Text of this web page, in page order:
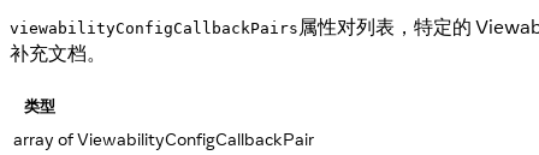
viewabilityConfigCallbackPairs 属性对列表，特定的
补充文档。
类型
array of ViewabilityConfigCallbackPair